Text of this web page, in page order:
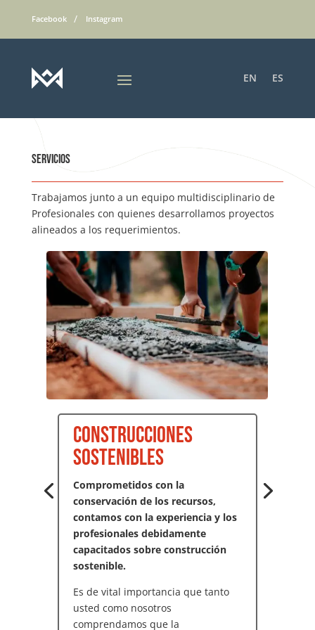
Facebook Instagram
EN ES
Servicios
Trabajamos junto a un equipo multidisciplinario de
Profesionales con quienes desarrollamos proyectos
alineados a los requerimientos.
Construcciones
sostenibles
Comprometidos con la
conservación de los recursos,
contamos con la experiencia y los
profesionales debidamente
capacitados sobre construcción
sostenible.
Es de vital importancia que tanto
usted como nosotros
comprendamos que la